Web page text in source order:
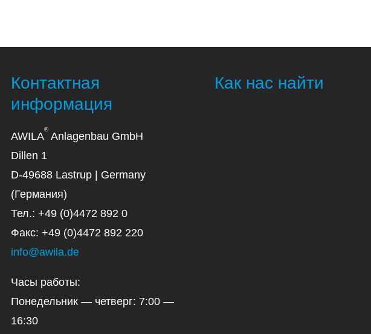
Контактная
информация
AWILA
®
Anlagenbau GmbH
Dillen 1
D-49688 Lastrup | Germany
(Германия)
Тел.: +49 (0)4472 892 0
Факс: +49 (0)4472 892 220
info@awila.de
Часы работы:
Понедельник — четверг: 7:00 —
16:30
Как нас найти